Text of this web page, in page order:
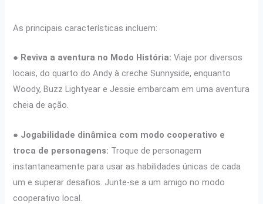
As principais características incluem:
● Reviva a aventura no Modo História:Viaje por diversos
locais, do quarto do Andy à creche Sunnyside, enquanto
Woody, Buzz Lightyear e Jessie embarcam em uma aventura
cheia de ação.
● Jogabilidade dinâmica com modo cooperativo e
troca de personagens: Troque de personagem
instantaneamente para usar as habilidades únicas de cada
um e superar desafios. Junte-se a um amigo no modo
cooperativo local.